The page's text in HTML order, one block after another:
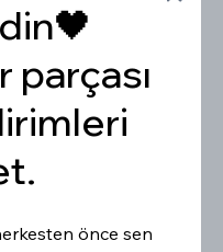
parçası
önce sen